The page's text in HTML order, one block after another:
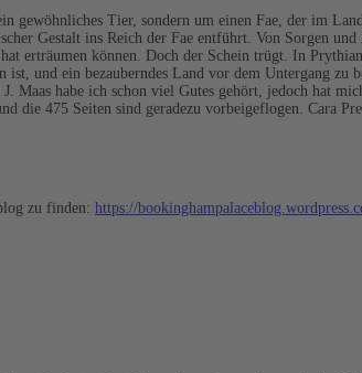
gewöhnliches Tier, sondern um einen Fae, der im
Gestalt ins Reich der Fae entführt. Von Sorgen
hat erträumen können. Doch der Schein trügt. In
und ein bezauberndes Land vor dem Untergang
Maas habe ich schon viel Gutes gehört, jedoch hat
die 475 Seiten sind geradezu vorbeigeflogen. Cara
zu finden: https://